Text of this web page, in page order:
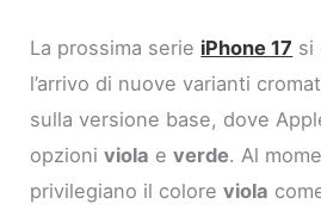
La prossima serie iPhone 17 si
l’arrivo di nuove varianti
sulla versione base, dove
opzioniviola everde. Al
privilegiano il coloreviola